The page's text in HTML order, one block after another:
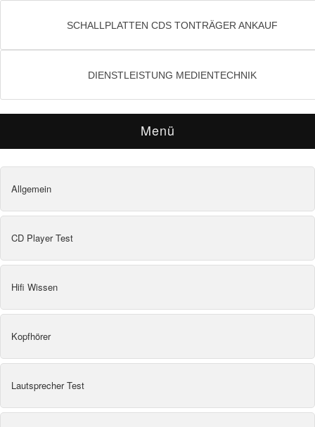
SCHALLPLATTEN CDS TONTRÄGER ANKAUF
DIENSTLEISTUNG MEDIENTECHNIK
Menü
Allgemein
CD Player Test
Hifi Wissen
Kopfhörer
Lautsprecher Test